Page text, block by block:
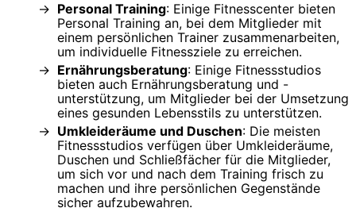
Personal Training: Einige Fitnesscenter bieten
Personal Training an, bei dem Mitglieder mit
einem persönlichen Trainer zusammenarbeiten,
um individuelle Fitnessziele zu erreichen.
Ernährungsberatung: Einige Fitnessstudios
bieten auch Ernährungsberatung und -
unterstützung, um Mitglieder bei der Umsetzung
eines gesunden Lebensstils zu unterstützen.
Umkleideräume und Duschen: Die meisten
Fitnessstudios verfügen über Umkleideräume,
Duschen und Schließfächer für die Mitglieder,
um sich vor und nach dem Training frisch zu
machen und ihre persönlichen Gegenstände
sicher aufzubewahren.